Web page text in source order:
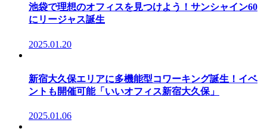
池袋で理想のオフィスを見つけよう！サンシャイン60
にリージャス誕生
2025.01.20
新宿大久保エリアに多機能型コワーキング誕生！イベ
ントも開催可能「いいオフィス新宿大久保」
2025.01.06